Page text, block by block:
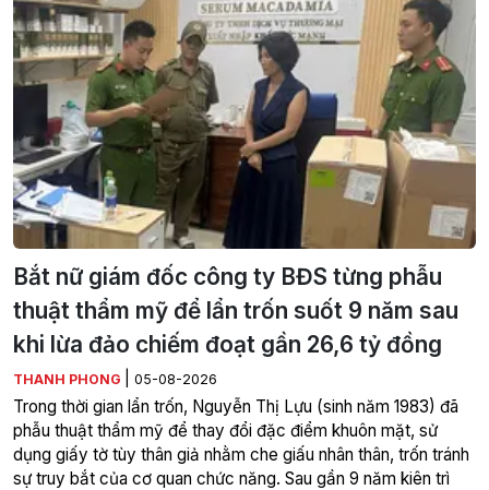
Bắt nữ giám đốc công ty BĐS từng phẫu
thuật thẩm mỹ để lẩn trốn suốt 9 năm sau
khi lừa đảo chiếm đoạt gần 26,6 tỷ đồng
THANH PHONG 05-08-2026
Trong thời gian lẩn trốn, Nguyễn Thị Lựu (sinh năm 1983) đã
phẫu thuật thẩm mỹ để thay đổi đặc điểm khuôn mặt, sử
dụng giấy tờ tùy thân giả nhằm che giấu nhân thân, trốn tránh
sự truy bắt của cơ quan chức năng. Sau gần 9 năm kiên trì